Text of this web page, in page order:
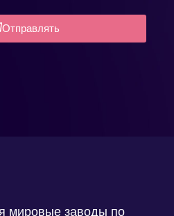
Отправлять
мировые заводы по